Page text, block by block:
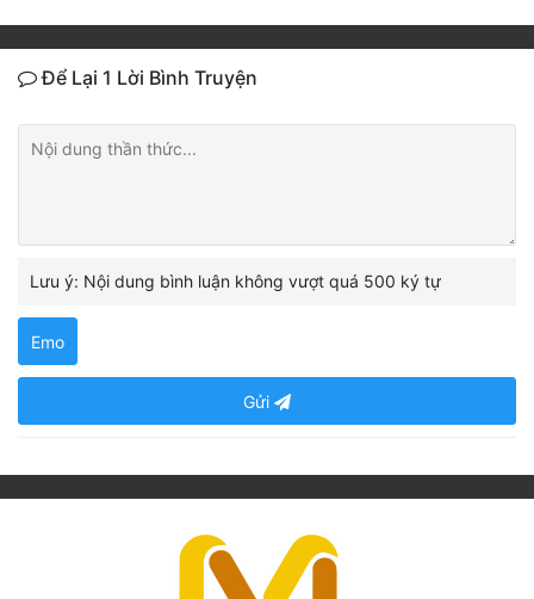
Để Lại 1 Lời Bình Truyện
Lưu ý: Nội dung bình luận không vượt quá 500 ký tự
Emo
Gửi